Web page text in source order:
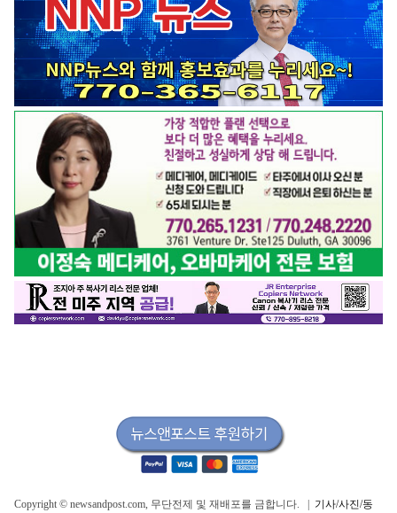
Copyright © newsandpost.com, 무단전제 및 재배포를 금합니다. | 기사/사진/동